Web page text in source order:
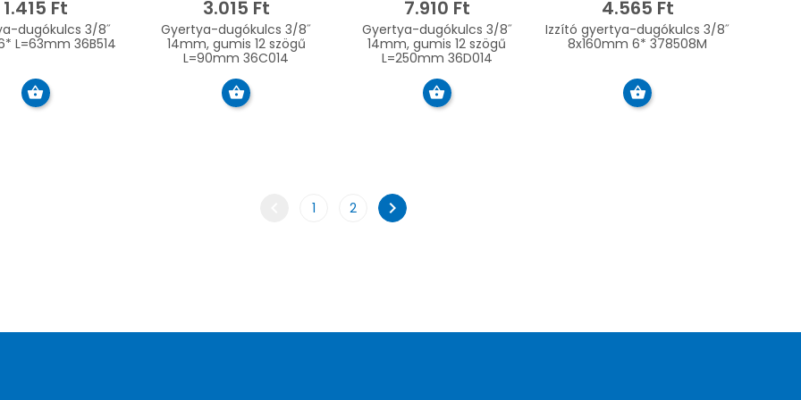
1.415 Ft
dugókulcs 3/8˝
L=63mm 36B514
3.015 Ft
Gyertya-dugókulcs 3/8˝
14mm, gumis 12 szögű
L=90mm 36C014
7.910 Ft
Gyertya-dugókulcs 3/8˝
14mm, gumis 12 szögű
L=250mm 36D014
4.565 Ft
Izzító gyertya-dugókulcs 3/8˝
8x160mm 6* 378508M
1 2 chevron_right